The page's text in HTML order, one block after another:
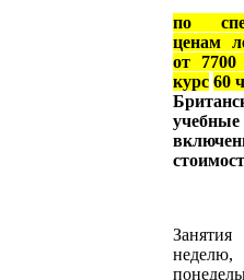
по
ценам
от 7700
курс 60